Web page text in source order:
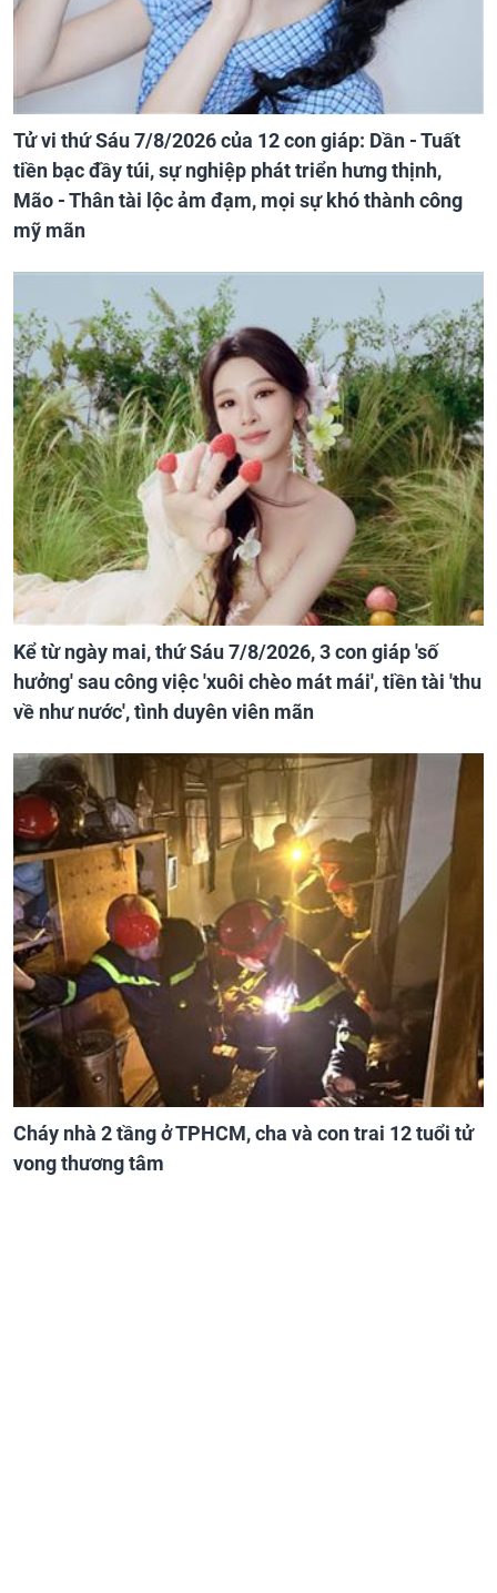
Tử vi thứ Sáu 7/8/2026 của 12 con giáp: Dần - Tuất
tiền bạc đầy túi, sự nghiệp phát triển hưng thịnh,
Mão - Thân tài lộc ảm đạm, mọi sự khó thành công
mỹ mãn
Kể từ ngày mai, thứ Sáu 7/8/2026, 3 con giáp 'số
hưởng' sau công việc 'xuôi chèo mát mái', tiền tài 'thu
về như nước', tình duyên viên mãn
Cháy nhà 2 tầng ở TPHCM, cha và con trai 12 tuổi tử
vong thương tâm